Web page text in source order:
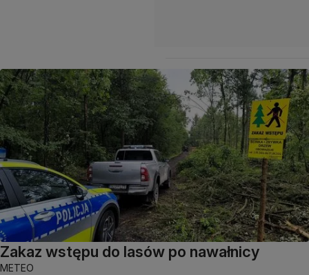
Zakaz wstępu do lasów po nawałnicy
METEO